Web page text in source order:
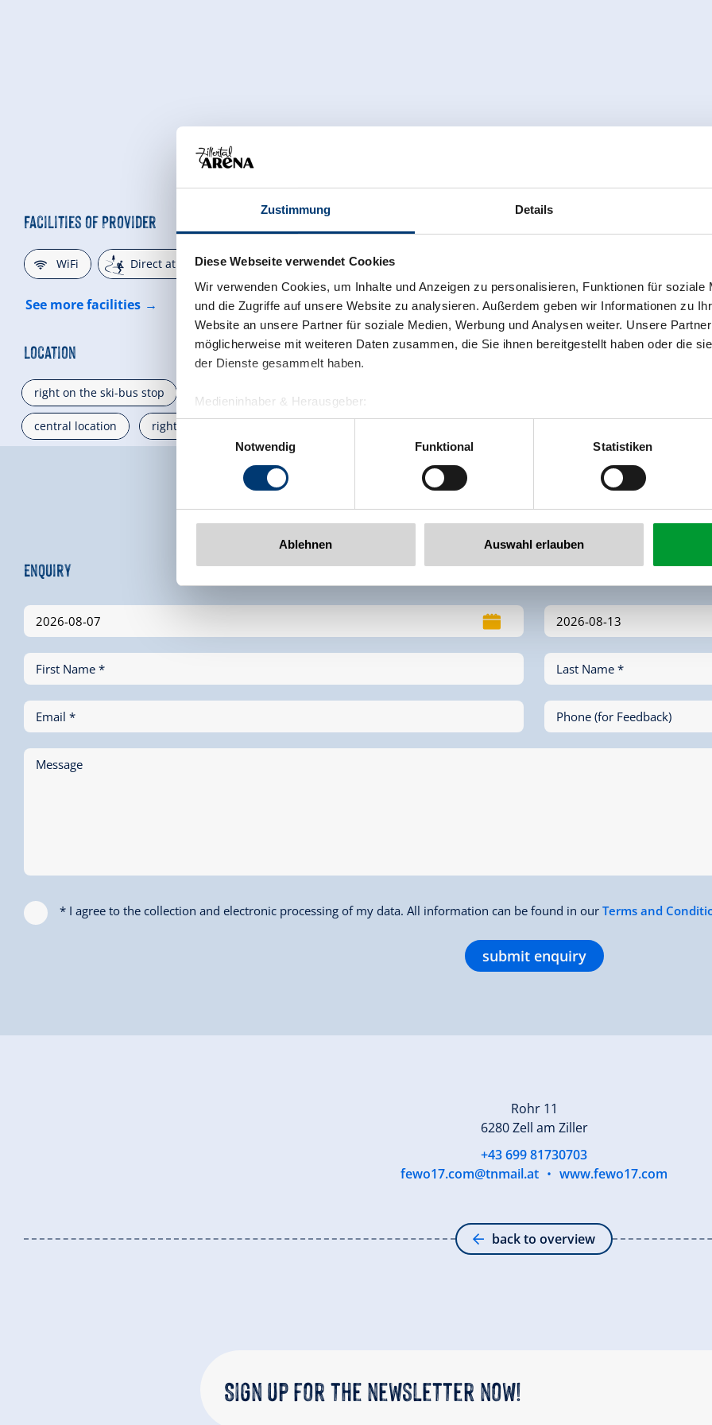
Zustimmung Details
Diese Webseite verwendet Cookies
Wir verwenden Cookies, um Inhalte und Anzeigen zu personalisieren, Funktionen für soziale
und die Zugriffe auf unsere Website zu analysieren. Außerdem geben wir Informationen zu
Website an unsere Partner für soziale Medien, Werbung und Analysen weiter. Unsere
möglicherweise mit weiteren Daten zusammen, die Sie ihnen bereitgestellt haben oder die
der Dienste gesammelt haben.
Medieninhaber & Herausgeber:
Zeller Bergbahnen Zillertal GmbH & Co KG
Rohr 23// A-6280 Zell am Ziller
www.zillertalarena.com
Einwilligungsauswahl
Notwendig
Funktional Statistiken
Ablehnen Auswahl erlauben
Facilities of Provider
🜉WiFi 🞷Direct at the Ski slope 🏝non smoking house
See more facilities
Location
right on the ski-bus stop
central location right at the ski-bus/ hiking-bus/ bus stop
Enquiry
First Name * Last Name *
Email * Phone (for Feedback)
Message
* I agree to the collection and electronic processing of my data. All information can be found in our Terms and
submit enquiry
Rohr 11
6280 Zell am Ziller
+43 699 81730703
fewo17.com@tnmail.at • www.fewo17.com
back to overview
Sign up for the newsletter now!